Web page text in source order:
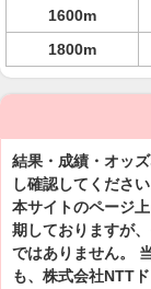
1600m
1800m
結果・成績・オッ
し確認してください
本サイトのページ
期しておりますが
ではありません。
も、株式会社NTT